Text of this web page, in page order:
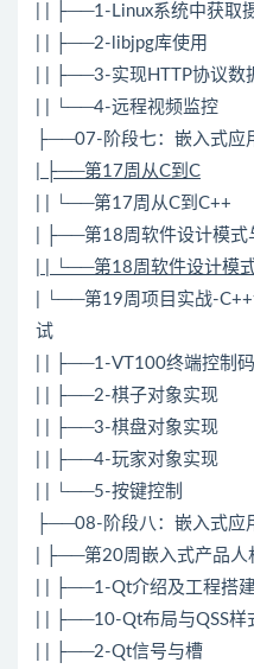
| | ├──1-Linux系统中获取
| | ├──2-libjpg库使用
| | ├──3-实现HTTP协议数
| | └──4-远程视频监控
├──07-阶段七：嵌入式应
| ├──第17周从C到C
| | └──第17周从C到 C++
| ├──第18周软件设计模式
| | └──第18周软件设计模
| └──第19周项目实战-C++
试
| | ├──1-VT100终端控制
| | ├──2-棋子对象实现
| | ├──3-棋盘对象实现
| | ├──4-玩家对象实现
| | └──5-按键控制
├──08-阶段八：嵌入式应
| ├──第20周嵌入式产品人
| | ├──1-Qt介绍及工程搭
| | ├──10-Qt布局与QSS样
| | ├──2-Qt信号与槽